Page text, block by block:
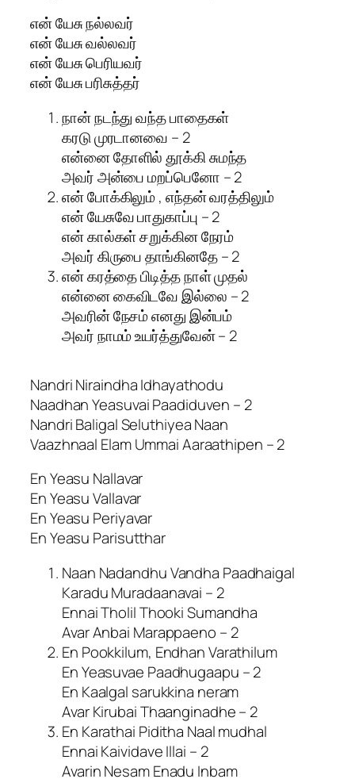
என் யேசு நல்லவர்
என் யேசு வல்லவர்
என் யேசு பெரியவர்
என் யேசு பரிசுத்தர்
நான் நடந்து வந்த பாதைகள்
கரடு முரடானவை – 2
என்னை தோளில் தூக்கி சுமந்த
அவர் அன்பை மறப்பெனோ – 2
என் போக்கிலும் , எந்தன் வரத்திலும்
என் யேசுவே பாதுகாப்பு – 2
என் கால்கள் சறுக்கின நேரம்
அவர் கிருபை தாங்கினதே – 2
என் கரத்தை பிடித்த நாள் முதல்
என்னை கைவிடவே இல்லை – 2
அவரின் நேசம் எனது இன்பம்
அவர் நாமம் உயர்த்துவேன் – 2
Nandri Niraindha Idhayathodu
Naadhan Yeasuvai Paadiduven – 2
Nandri Baligal Seluthiyea Naan
Vaazhnaal Elam Ummai Aaraathipen – 2
En Yeasu Nallavar
En Yeasu Vallavar
En Yeasu Periyavar
En Yeasu Parisutthar
Naan Nadandhu Vandha Paadhaigal
Karadu Muradaanavai – 2
Ennai Tholil Thooki Sumandha
Avar Anbai Marappaeno – 2
En Pookkilum, Endhan Varathilum
En Yeasuvae Paadhugaapu – 2
En Kaalgal sarukkina neram
Avar Kirubai Thaanginadhe – 2
En Karathai Piditha Naal mudhal
Ennai Kaividave Illai – 2
Avarin Nesam Enadu Inbam